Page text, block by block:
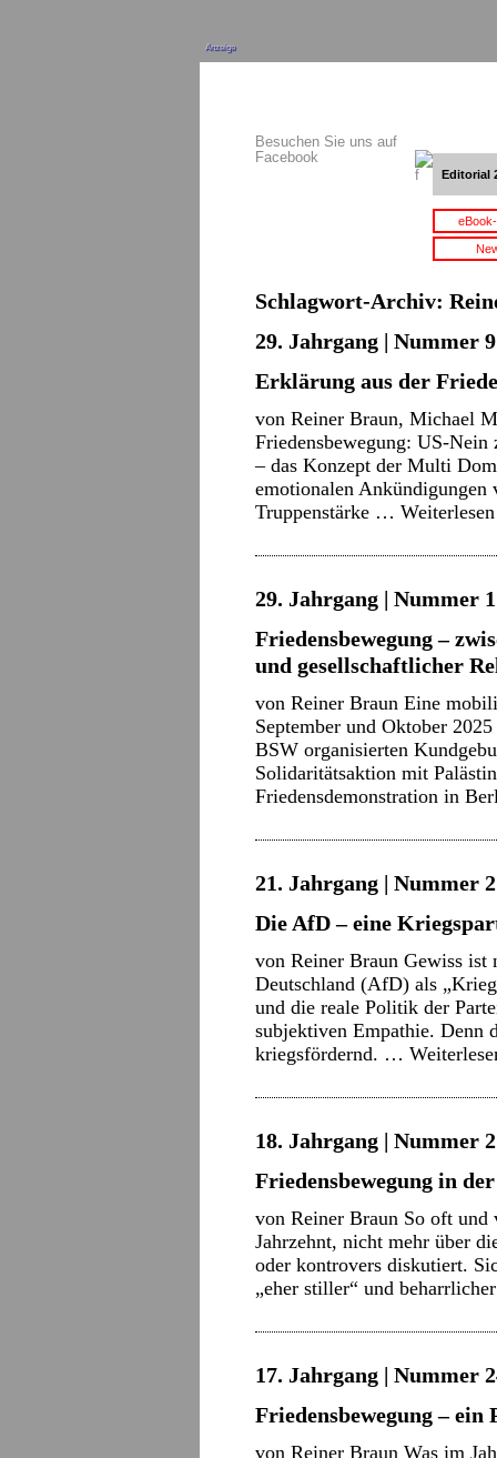
Anzeige
Besuchen Sie uns auf
Facebook
Editorial
Schlagwort-Archiv:
29. Jahrgang | Nummer
Erklärung aus der
von Reiner Braun, Michael
Friedensbewegung: US-
– das Konzept der Multi
emotionalen
Truppenstärke …
29. Jahrgang | Nummer
Friedensbewegung –
und gesellschaftlicher
von Reiner Braun Eine
September und Oktober
BSW organisierten
Solidaritätsaktion mit
Friedensdemonstration in
21. Jahrgang | Nummer
Die AfD – eine
von Reiner Braun Gewiss
Deutschland (AfD) als
und die reale Politik der
subjektiven Empathie. Denn
kriegsfördernd. …
18. Jahrgang | Nummer
Friedensbewegung in
von Reiner Braun So oft und
Jahrzehnt, nicht mehr über
oder kontrovers diskutiert.
„eher stiller“ und
17. Jahrgang | Nummer
Friedensbewegung –
von Reiner Braun Was im